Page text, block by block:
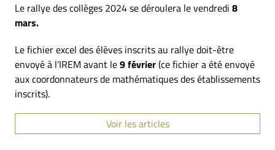
Le rallye des collèges 2024 se déroulera le vendredi 8
mars.
Le fichier excel des élèves inscrits au rallye doit-être
envoyé à l’IREM avant le9 février(ce fichier a été envoyé
aux coordonnateurs de mathématiques des établissements
inscrits).
Voir les articles